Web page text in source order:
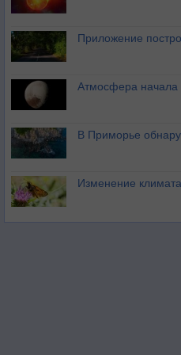
Приложение
Атмосфера начала
В Приморье
Изменение